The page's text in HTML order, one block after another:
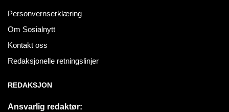
Personvernserklæring
Om Sosialnytt
Kontakt oss
Redaksjonelle retningslinjer
REDAKSJON
Ansvarlig redaktør: